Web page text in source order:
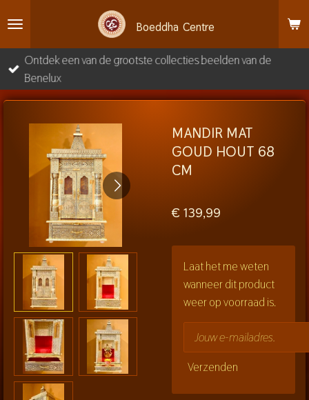
direct
naar
de
hoofdinhoud
Boeddha Centre
Ontdek een van de grootste collecties beelden van de
Benelux
MANDIR MAT
GOUD HOUT 68
CM
€ 139,99
Laat het me weten
wanneer dit product
weer op voorraad is.
Verzenden